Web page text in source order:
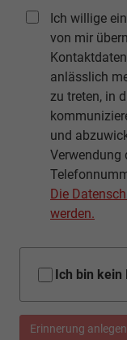
Ich willige
von mir
anlässlich
zu treten, in
und
Verwendung
Die
werden.
Ich bin kein
Erinnerung anlegen